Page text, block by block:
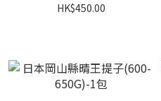
HK$450.00